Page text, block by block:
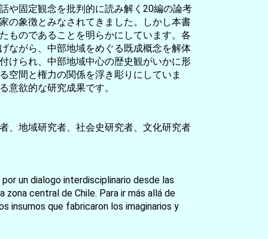
や固定観念を批判的に読み解く20編の論考
の象徴とみなされてきました。しかし本書
ものであることを明らかにしています。各
ながら、中部地域をめぐる既成概念を解体
けられ、中部地域中心の歴史観がいかに形
空間と権力の関係を浮き彫りにしていま
意欲的な研究成果です。
、地域研究者、社会史研究者、文化研究者
un dialogo interdisciplinario desde las
zona central de Chile. Para ir más allá de
insumos que fabricaron los imaginarios y